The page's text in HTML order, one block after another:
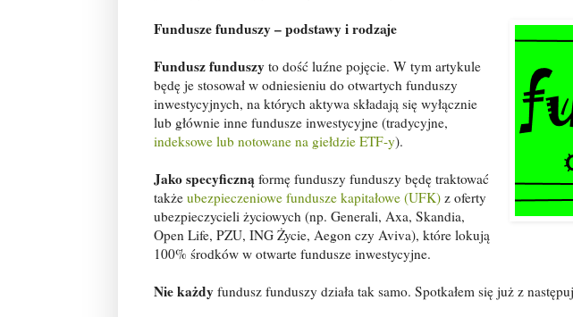
Fundusze funduszy – podstawy i rodzaje
Fundusz funduszy to dość luźne pojęcie. W tym artykule
będę je stosował w odniesieniu do otwartych funduszy
inwestycyjnych, na których aktywa składają się wyłącznie
lub głównie inne fundusze inwestycyjne (tradycyjne,
indeksowe lub notowane na giełdzie ETF-y).
Jako specyficzną formę funduszy funduszy będę traktować
także ubezpieczeniowe fundusze kapitałowe (UFK) z oferty
ubezpieczycieli życiowych (np. Generali, Axa, Skandia,
Open Life, PZU, ING Życie, Aegon czy Aviva), które lokują
100% środków w otwarte fundusze inwestycyjne.
Nie każdy fundusz funduszy działa tak samo. Spotkałem się już z